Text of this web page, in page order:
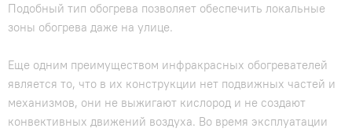
Подобный тип обогрева позволяет обеспечить локальные
зоны обогрева даже на улице.
Еще одним преимуществом инфракрасных обогревателей
является то, что в их конструкции нет подвижных частей и
механизмов, они не выжигают кислород и не создают
конвективных движений воздуха. Во время эксплуатации